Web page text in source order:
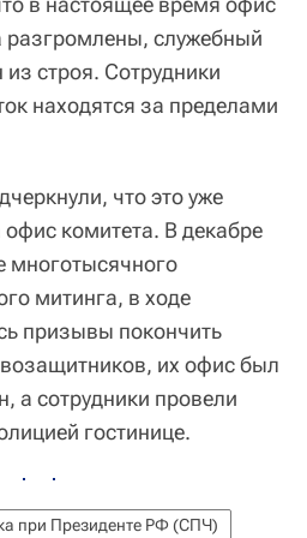
разгромлены, служебный
строя. Сотрудники
находятся за пределами
что это уже
комитета. В декабре
многотысячного
митинга, в ходе
призывы покончить
их офис был
а сотрудники провели
гостинице.
при Президенте РФ (СПЧ)